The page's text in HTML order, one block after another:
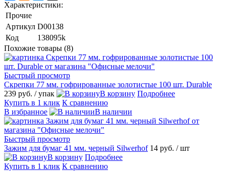
Характеристики:
Прочие
Артикул D00138
Код
138095k
Похожие товары (8)
Быстрый просмотр
Скрепки 77 мм. гофрированные золотистые 100 шт. Durable
239 руб. / упак В корзину Подробнее
Купить в 1 клик К сравнению
В избранное
В наличии
Быстрый просмотр
Зажим для бумаг 41 мм. черный Silwerhof 14 руб. / шт
В корзину Подробнее
Купить в 1 клик К сравнению